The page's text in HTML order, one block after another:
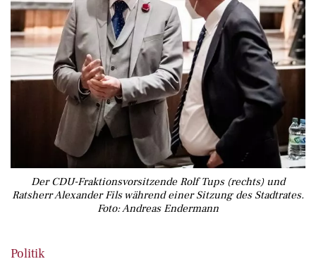
Der CDU-Fraktionsvorsitzende Rolf Tups (rechts) und
Ratsherr Alexander Fils während einer Sitzung des Stadtrates.
Foto: Andreas Endermann
Politik